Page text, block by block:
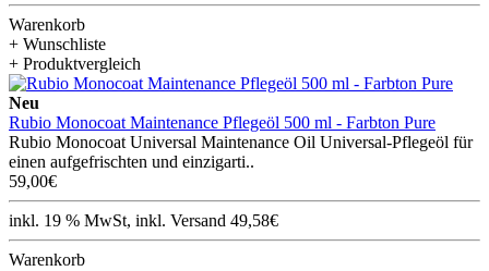
Warenkorb
+ Wunschliste
+ Produktvergleich
Neu
Rubio Monocoat Maintenance Pflegeöl 500 ml - Farbton Pure
Rubio Monocoat Universal Maintenance Oil Universal-Pflegeöl für
einen aufgefrischten und einzigarti..
59,00€
inkl. 19 % MwSt, inkl. Versand 49,58€
Warenkorb